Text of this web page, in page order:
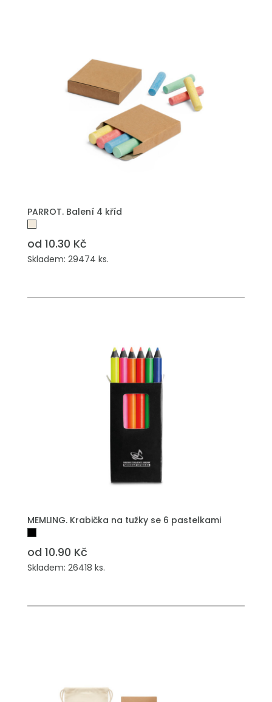
PARROT. Balení 4 kříd
od 10.30 Kč
Skladem: 29474 ks.
MEMLING. Krabička na tužky se 6 pastelkami
od 10.90 Kč
Skladem: 26418 ks.